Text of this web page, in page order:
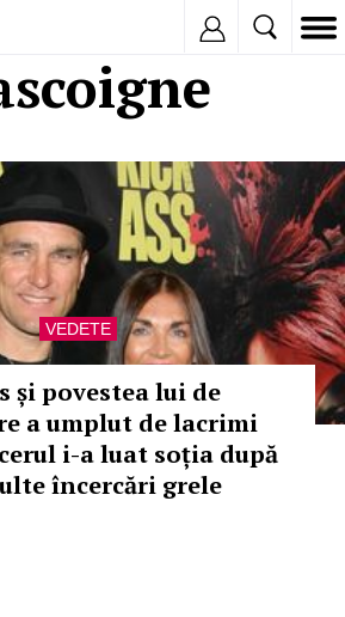
VEDETE
și povestea lui de
a umplut de lacrimi
i-a luat soția după
încercări grele